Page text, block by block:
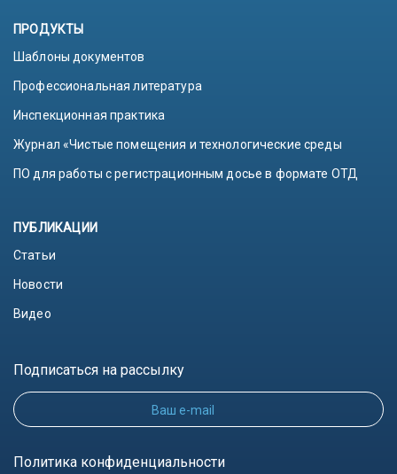
ПРОДУКТЫ
Шаблоны документов
Профессиональная литература
Инспекционная практика
Журнал «Чистые помещения и технологические среды
ПО для работы с регистрационным досье в формате ОТД
ПУБЛИКАЦИИ
Статьи
Новости
Видео
Подписаться на рассылку
Ваш e-mail
Политика конфиденциальности